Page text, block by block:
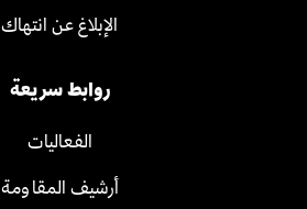
الإبلاغ عن انتهاك
روابط سريعة
الفعاليات
أرشيف المقاومة